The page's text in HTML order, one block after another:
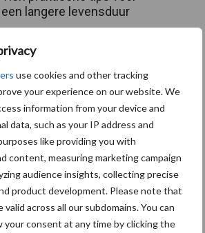
use cookies and other tracking
your experience on our website. We
information from your device and
data, such as your IP address and
like providing you with
content, measuring marketing campaign
audience insights, collecting precise
product development. Please note that
across all our subdomains. You can
your consent at any time by clicking the
een langere levensduur
“Vraag naar praktische
hygieneoplossingen is in
Polen groter dan ooit”